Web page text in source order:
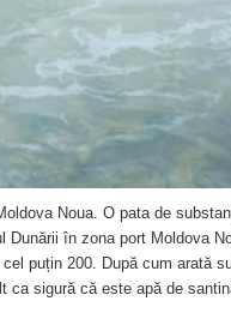
Noua. O pata de
Dunării în zona port Moldova
puțin 200. După cum arată
ca sigură că este apă de